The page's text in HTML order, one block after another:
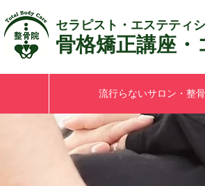
セラピスト・エステティ
骨格矯正講座
流行らないサロン・整